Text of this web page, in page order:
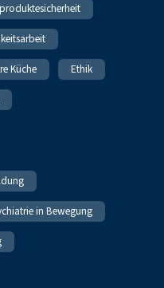
Küche Ethik
in Bewegung